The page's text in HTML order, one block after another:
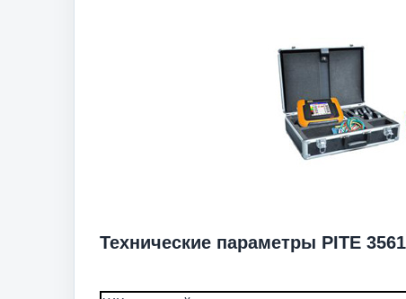
Технические параметры PITE 3561